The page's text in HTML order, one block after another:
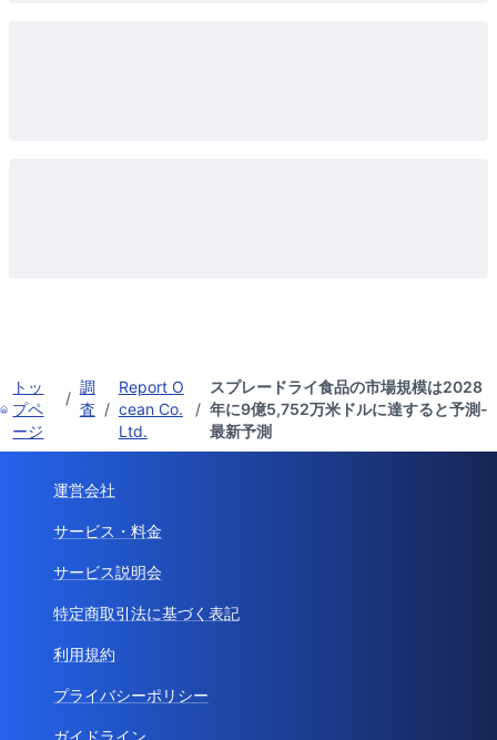
トッ
プペ
ージ
/
調
査 /
Report O
cean Co.
Ltd.
/
スプレードライ食品の市場規模は2028
年に9億5,752万米ドルに達すると予測-
最新予測
運営会社
サービス・料金
サービス説明会
特定商取引法に基づく表記
利用規約
プライバシーポリシー
ガイドライン